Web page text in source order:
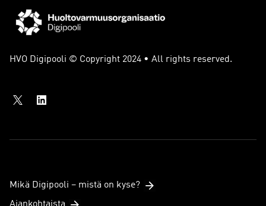
HVO Digipooli © Copyright 2024 • All rights reserved.
Mikä Digipooli – mistä on kyse?